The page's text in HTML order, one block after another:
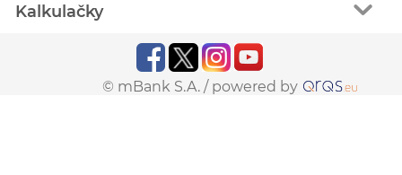
Kalkulačky
© mBank S.A. / powered by